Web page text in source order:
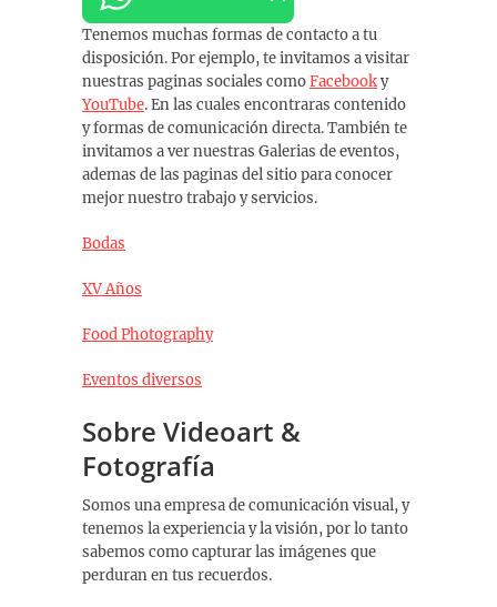
Tenemos muchas formas de contacto a tu
disposición. Por ejemplo, te invitamos a visitar
nuestras paginas sociales comoFacebooky
YouTube. En las cuales encontraras contenido
y formas de comunicación directa. También te
invitamos a ver nuestras Galerias de eventos,
ademas de las paginas del sitio para conocer
mejor nuestro trabajo y servicios.
Bodas
XV Años
Food Photography
Eventos diversos
Sobre Videoart &
Fotografía
Somos una empresa de comunicación visual, y
tenemos la experiencia y la visión, por lo tanto
sabemos como capturar las imágenes que
perduran en tus recuerdos.